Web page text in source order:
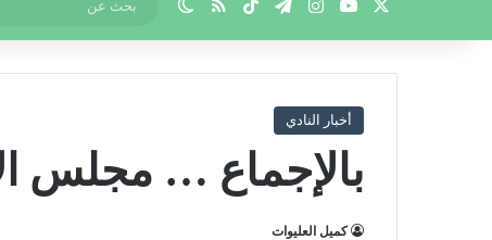
يوتيوبانستقرام
تيلقرام‫TikTokملخص الموقع RSS
الوضع المظلم
أخبار النادي
بالإجماع … مجلس
كميل العليوات